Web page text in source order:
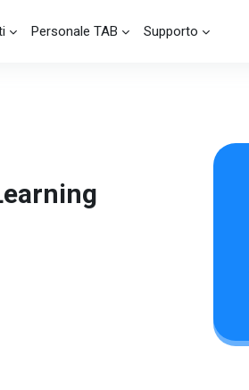
Personale TAB Supporto